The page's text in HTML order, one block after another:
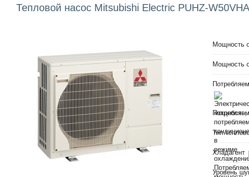
Тепловой насос Mitsubishi Electric PUHZ-W50VHA
Мощность
Мощность
Тип
Хладагент
Уровень